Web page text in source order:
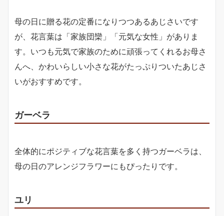
母の日に贈る花の定番になりつつあるあじさいです
が、花言葉は「家族団欒」「元気な女性」がありま
す。いつも元気で家族のために頑張ってくれるお母さ
んへ、かわいらしい小さな花がたっぷりついたあじさ
いがおすすめです。
ガーベラ
全体的にポジティブな花言葉を多く持つガーベラは、
母の日のアレンジフラワーにもぴったりです。
ユリ